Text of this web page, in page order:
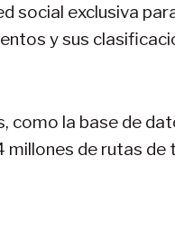
social exclusiva
y sus
como la base de
de rutas de